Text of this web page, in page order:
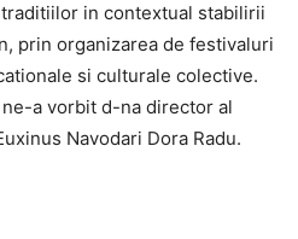
in contextual stabilirii
prin organizarea de festivaluri
si culturale colective.
a vorbit d-na director al
Navodari Dora Radu.